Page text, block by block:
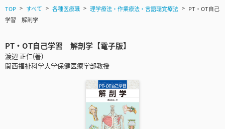
TOP すべて 各種医療職 理学療法・作業療法・言語聴覚療法
PT・OT自己
学習 解剖学
PT・OT自己学習 解剖学【電子版】
渡辺 正仁(著)
関西福祉科学大学保健医療学部教授